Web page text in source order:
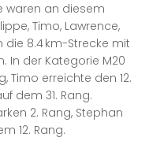
waren an diesem
Timo, Lawrence,
die 8.4 km-Strecke mit
In der Kategorie M20
Timo erreichte den 12.
dem 31. Rang.
2. Rang, Stephan
12. Rang.